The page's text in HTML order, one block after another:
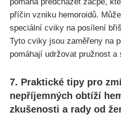
příčin​ vzniku ⁤hemoroidů.
speciální cviky na‍ posílení
Tyto cviky jsou zaměřeny​ na
‌pomáhají udržovat pružnost a‌
7. Praktické tipy pro
nepříjemných obtíží
zkušenosti a rady⁤ od